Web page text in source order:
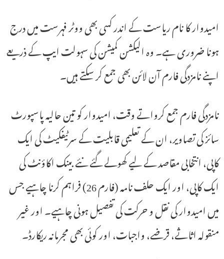
امیدوار کا نام ریاست کے اندر کسی بھی ووٹر فہرست میں درج
ہونا ضروری ہے۔ وہ الیکشن کمیشن کی سہولت ایپ کے ذریعے
اپنے نامزدگی فارم آن لائن بھی جمع کر سکتے ہیں۔
نامزدگی فارم جمع کرواتے وقت، امیدوار کو تین حالیہ پاسپورٹ
سائز کی تصاویر، ان کے تعلیمی قابلیت کے سرٹیفکیٹ کی ایک
کاپی، انتخابی مقاصد کے لیے کھولے گئے نئے بینک اکاؤنٹ کی
ایک کاپی، اور ایک حلف نامہ (فارم 26) فراہم کرنا چاہیے جس
میں امیدوار کی نقل و حرکت کی تفصیل ہونی چاہیے۔ اور غیر
منقولہ اثاثے، قرضے، واجبات، اور کوئی بھی مجرمانہ ریکارڈ۔